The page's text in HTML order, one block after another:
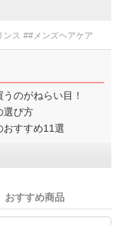
ンス ##メンズヘアケア
のがねらい目！
選び方
おすすめ11選
おすすめ商品